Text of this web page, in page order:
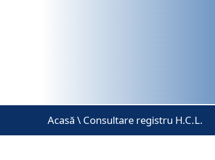
Acasă \ Consultare registru H.C.L.